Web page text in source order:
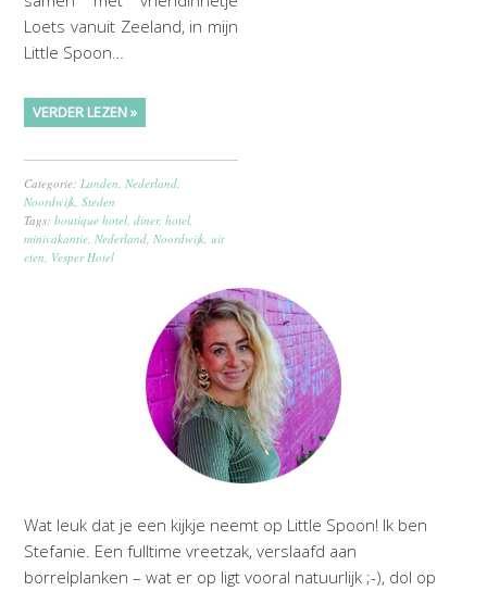
Loets vanuit Zeeland, in mijn
Little Spoon…
VERDER LEZEN »
Categorie:Landen,Nederland,
Noordwijk,Steden
Tags:boutique hotel,diner,hotel,
minivakantie,Nederland,Noordwijk,uit
eten, Vesper Hotel
Wat leuk dat je een kijkje neemt op Little Spoon! Ik ben
Stefanie. Een fulltime vreetzak, verslaafd aan
borrelplanken – wat er op ligt vooral natuurlijk ;-), dol op